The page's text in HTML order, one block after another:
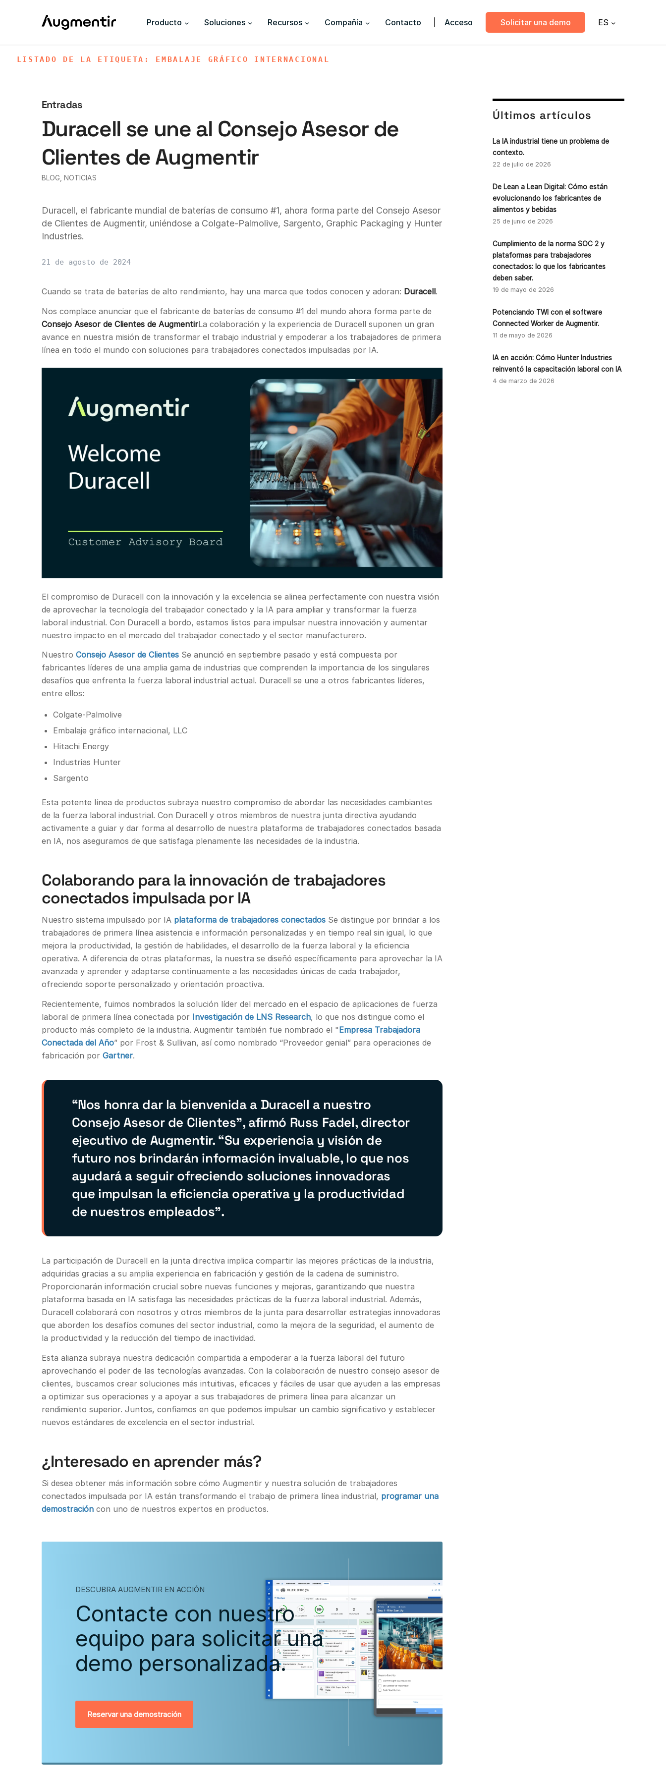
Producto Soluciones Recursos Compañía Contacto Acceso Solicitar una demo ES
LISTADO DE LA ETIQUETA: EMBALAJE GRÁFICO INTERNACIONAL
Entradas
Duracell se une al Consejo Asesor de
Clientes de Augmentir
BLOG NOTICIAS
Duracell, el fabricante mundial de baterías de consumo #1, ahora forma parte del Consejo Asesor
de Clientes de Augmentir, uniéndose a Colgate-Palmolive, Sargento, Graphic Packaging y Hunter
Industries.
21 de agosto de 2024
Cuando se trata de baterías de alto rendimiento, hay una marca que todos conocen y adoran: Duracell.
Nos complace anunciar que el fabricante de baterías de consumo #1 del mundo ahora forma parte de
Consejo Asesor de Clientes de AugmentirLa colaboración y la experiencia de Duracell suponen un gran
avance en nuestra misión de transformar el trabajo industrial y empoderar a los trabajadores de primera
línea en todo el mundo con soluciones para trabajadores conectados impulsadas por IA.
El compromiso de Duracell con la innovación y la excelencia se alinea perfectamente con nuestra visión
de aprovechar la tecnología del trabajador conectado y la IA para ampliar y transformar la fuerza
laboral industrial. Con Duracell a bordo, estamos listos para impulsar nuestra innovación y aumentar
nuestro impacto en el mercado del trabajador conectado y el sector manufacturero.
Nuestro Consejo Asesor de ClientesSe anunció en septiembre pasado y está compuesta por
fabricantes líderes de una amplia gama de industrias que comprenden la importancia de los singulares
desafíos que enfrenta la fuerza laboral industrial actual. Duracell se une a otros fabricantes líderes,
entre ellos:
Colgate-Palmolive
Embalaje gráfico internacional, LLC
Hitachi Energy
Industrias Hunter
Sargento
Esta potente línea de productos subraya nuestro compromiso de abordar las necesidades cambiantes
de la fuerza laboral industrial. Con Duracell y otros miembros de nuestra junta directiva ayudando
activamente a guiar y dar forma al desarrollo de nuestra plataforma de trabajadores conectados basada
en IA, nos aseguramos de que satisfaga plenamente las necesidades de la industria.
Colaborando para la innovación de trabajadores
conectados impulsada por IA
Nuestro sistema impulsado por IA plataforma de trabajadores conectadosSe distingue por brindar a los
trabajadores de primera línea asistencia e información personalizadas y en tiempo real sin igual, lo que
mejora la productividad, la gestión de habilidades, el desarrollo de la fuerza laboral y la eficiencia
operativa. A diferencia de otras plataformas, la nuestra se diseñó específicamente para aprovechar la IA
avanzada y aprender y adaptarse continuamente a las necesidades únicas de cada trabajador,
ofreciendo soporte personalizado y orientación proactiva.
Recientemente, fuimos nombrados la solución líder del mercado en el espacio de aplicaciones de fuerza
laboral de primera línea conectada por Investigación de LNS Research, lo que nos distingue como el
producto más completo de la industria. Augmentir también fue nombrado el " Empresa Trabajadora
Conectada del Año” por Frost & Sullivan, así como nombrado “Proveedor genial” para operaciones de
fabricación por Gartner.
“Nos honra dar la bienvenida a Duracell a nuestro
Consejo Asesor de Clientes”, afirmó Russ Fadel, director
ejecutivo de Augmentir. “Su experiencia y visión de
futuro nos brindarán información invaluable, lo que nos
ayudará a seguir ofreciendo soluciones innovadoras
que impulsan la eficiencia operativa y la productividad
de nuestros empleados”.
La participación de Duracell en la junta directiva implica compartir las mejores prácticas de la industria,
adquiridas gracias a su amplia experiencia en fabricación y gestión de la cadena de suministro.
Proporcionarán información crucial sobre nuevas funciones y mejoras, garantizando que nuestra
plataforma basada en IA satisfaga las necesidades prácticas de la fuerza laboral industrial. Además,
Duracell colaborará con nosotros y otros miembros de la junta para desarrollar estrategias innovadoras
que aborden los desafíos comunes del sector industrial, como la mejora de la seguridad, el aumento de
la productividad y la reducción del tiempo de inactividad.
Esta alianza subraya nuestra dedicación compartida a empoderar a la fuerza laboral del futuro
aprovechando el poder de las tecnologías avanzadas. Con la colaboración de nuestro consejo asesor de
clientes, buscamos crear soluciones más intuitivas, eficaces y fáciles de usar que ayuden a las empresas
a optimizar sus operaciones y a apoyar a sus trabajadores de primera línea para alcanzar un
rendimiento superior. Juntos, confiamos en que podemos impulsar un cambio significativo y establecer
nuevos estándares de excelencia en el sector industrial.
¿Interesado en aprender más?
Si desea obtener más información sobre cómo Augmentir y nuestra solución de trabajadores
conectados impulsada por IA están transformando el trabajo de primera línea industrial, programar una
demostracióncon uno de nuestros expertos en productos.
DESCUBRA AUGMENTIR EN ACCIÓN
Contacte con nuestro
equipo para solicitar una
demo personalizada.
Reservar una demostración
Últimos artículos
La IA industrial tiene un problema de
contexto.
22 de julio de 2026
De Lean a Lean Digital: Cómo están
evolucionando los fabricantes de
alimentos y bebidas
25 de junio de 2026
Cumplimiento de la norma SOC 2 y
plataformas para trabajadores
conectados: lo que los fabricantes
deben saber.
19 de mayo de 2026
Potenciando TWI con el software
Connected Worker de Augmentir.
11 de mayo de 2026
IA en acción: Cómo Hunter Industries
reinventó la capacitación laboral con IA
4 de marzo de 2026